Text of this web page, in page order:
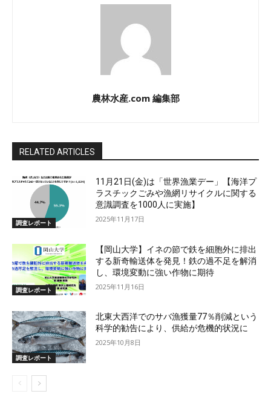
農林水産.com 編集部
RELATED ARTICLES
調査レポート
11月21日(金)は「世界漁業デー」【海洋プ
ラスチックごみや漁網リサイクルに関する
意識調査を1000人に実施】
2025年11月17日
調査レポート
【岡山大学】イネの節で鉄を細胞外に排出
する新奇輸送体を発見！鉄の過不足を解消
し、環境変動に強い作物に期待
2025年11月16日
調査レポート
北東大西洋でのサバ漁獲量77％削減という
科学的勧告により、供給が危機的状況に
2025年10月8日